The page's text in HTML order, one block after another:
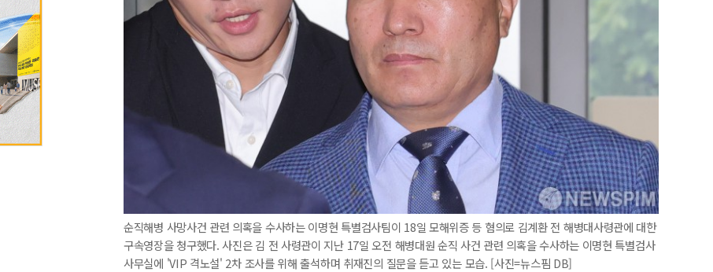
순직해병 사망사건 관련 의혹을 수사하는 이명현 특별검사팀이 18일 모해위증 등 혐의로 김계환 전 해병대사령관에 대한
구속영장을 청구했다. 사진은 김 전 사령관이 지난 17일 오전 해병대원 순직 사건 관련 의혹을 수사하는 이명현 특별검사
사무실에 'VIP 격노설' 2차 조사를 위해 출석하며 취재진의 질문을 듣고 있는 모습. [사진=뉴스핌 DB]